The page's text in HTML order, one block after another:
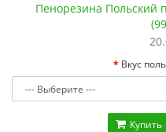
Пенорезина Польский
Вкус
Купить